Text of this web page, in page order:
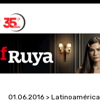
01.06.2016 > Latinoamérica